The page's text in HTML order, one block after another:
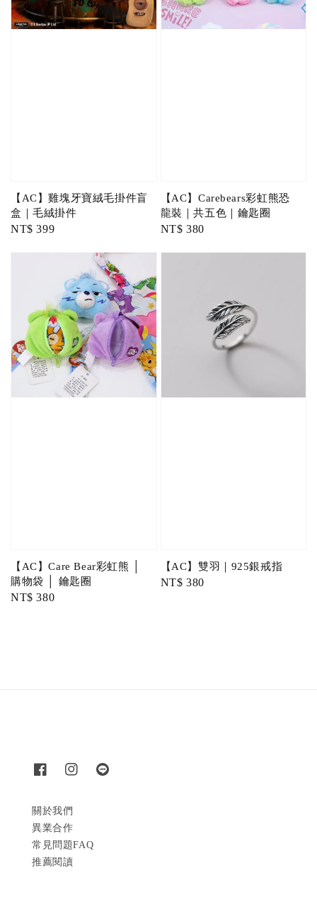
【AC】雞塊牙寶絨毛掛件盲
盒｜毛絨掛件
Regular
NT$ 399
【AC】Carebears彩虹熊恐
龍裝｜共五色｜鑰匙圈
Regular
NT$ 380
【AC】Care Bear彩虹熊 │
購物袋 │ 鑰匙圈
Regular
NT$ 380
【AC】雙羽｜925銀戒指
Regular
NT$ 380
關於我們
異業合作
常見問題FAQ
推薦閱讀